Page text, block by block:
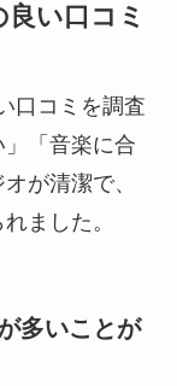
い口コミ
口コミを調査
「音楽に合
が清潔で、
ました。
多いことが